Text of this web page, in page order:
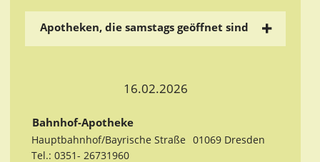
Apotheken, die samstags geöffnet sind
16.02.2026
Bahnhof-Apotheke
Hauptbahnhof/Bayrische Straße 01069 Dresden
Tel.: 0351- 26731960